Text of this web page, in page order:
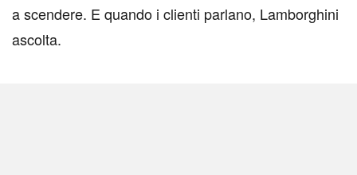
a scendere. E quando i clienti parlano, Lamborghini
ascolta.